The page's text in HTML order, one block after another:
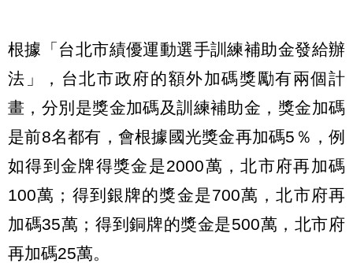
根據「台北市績優運動選手訓練補助金發給辦
法」，台北市政府的額外加碼獎勵有兩個計
畫，分別是獎金加碼及訓練補助金，獎金加碼
是前8名都有，會根據國光獎金再加碼5％，例
如得到金牌得獎金是2000萬，北市府再加碼
100萬；得到銀牌的獎金是700萬，北市府再
加碼35萬；得到銅牌的獎金是500萬，北市府
再加碼25萬。